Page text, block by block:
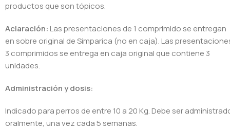
productos que son tópicos.
Aclaración:Las presentaciones de 1 comprimido se entregan
en sobre original de Simparica (no en caja). Las
3 comprimidos se entrega en caja original que contiene 3
unidades.
Administración y dosis:
Indicado para perros de entre 10 a 20 Kg. Debe ser
oralmente, una vez cada 5 semanas.